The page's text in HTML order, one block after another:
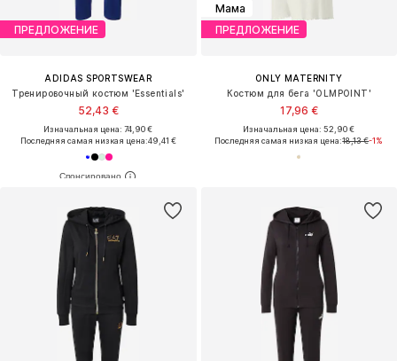
ПРЕДЛОЖЕНИЕ
ADIDAS SPORTSWEAR
Тренировочный костюм 'Essentials'
52,43 €
Изначальная цена: 74,90 €
Последняя самая низкая цена:49,41 €
Мама
ПРЕДЛОЖЕНИЕ
ONLY MATERNITY
Костюм для бега 'OLMPOINT'
17,96 €
Изначальная цена: 52,90 €
Последняя самая низкая цена:18,13 €-1%